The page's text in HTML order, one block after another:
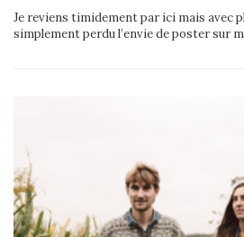
Je reviens timidement par ici mais avec
simplement perdu l’envie de poster sur